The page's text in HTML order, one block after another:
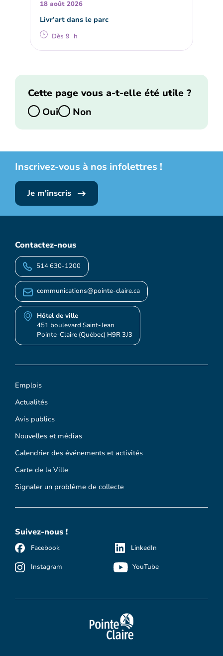
18 août 2026
Livr’art dans le parc
Dès 9 h
Cette page vous a-t-elle été utile ?
Oui
Non
Inscrivez-vous à nos infolettres !
Je m'inscris
Emplois
Actualités
Avis publics
Nouvelles et médias
Calendrier des événements et activités
Carte de la Ville
Signaler un problème de collecte
Contactez-nous
514 630-1200
communications@pointe-claire.ca
Hôtel de ville
451 boulevard Saint-Jean
Pointe-Claire (Québec) H9R 3J3
Suivez-nous !
Facebook
Instagram
LinkedIn
YouTube